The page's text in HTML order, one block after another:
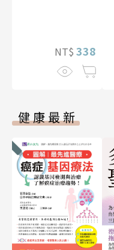
NT$ 338
健康最新